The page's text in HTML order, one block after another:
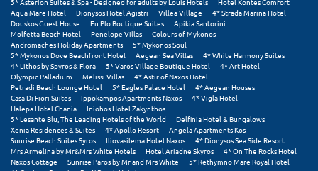
Aqua Mare Hotel
Dionysos Hotel Agistri Villea Village
4* Strada Marina Hotel
Douskos Guest House
En Plo Boutique Suites
Apikia Santorini
Molfetta Beach Hotel
Penelope Villas
Colours of Mykonos
Andromaches Holiday Apartments
5* Mykonos Soul
5* Mykonos Dove Beachfront Hotel
Aegean Sea Villas
4* White Harmony Suites
4* Lithos by Spyros & Flora
5* Varos Village Boutique Hotel
4* Art Hotel
Olympic Palladium
Melissi Villas
4* Astir of Naxos Hotel
Petradi Beach Lounge Hotel
5* Eagles Palace Hotel
4* Aegean Houses
Casa Di Fiori Suites
Ippokampos Apartments Naxos
4* Vigla Hotel
Halepa Hotel Chania
Iniohos Hotel Zakynthos
5* Lesante Blu, The Leading Hotels of the World
Delfinia Hotel & Bungalows
Xenia Residences & Suites
4* Apollo Resort
Angela Apartments Kos
Sunrise Beach Suites Syros
Iliovasilema Hotel Naxos
4* Dionysos Sea Side Resort
Mrs Armelina by Mr&Mrs White Hotels
Hotel Ariadne Skyros
4* On The Rocks Hotel
Naxos Cottage
Sunrise Paros by Mr and Mrs White
5* Rethymno Mare Royal Hotel